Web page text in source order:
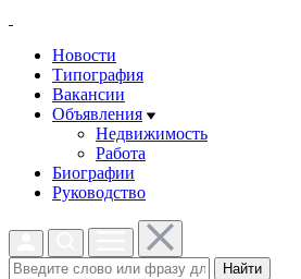
Новости
Типография
Вакансии
Объявления
Недвижимость
Работа
Биографии
Руководство
Найти